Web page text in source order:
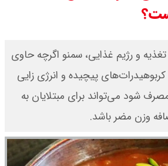
قیمت بیت کوین،تتر و اتریوم امروز
جمعه ۱۶ مرداد۱۴۰۵ / قیمت بیت
کوین چند؟ + جدول
قیمت طلای جهان امروز جمعه
جدول
و رژیم غذایی، سمنو اگرچه حاوی
پیچیده و انرژی زایی
مصرف شود می‌تواند برای مبتلایان به
وزن مضر باشد.